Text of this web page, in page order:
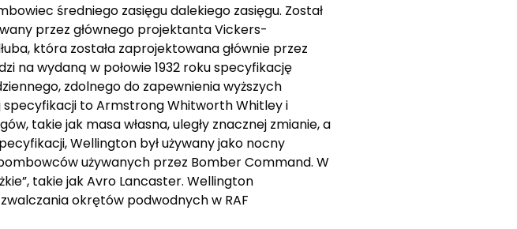
średniego zasięgu dalekiego zasięgu. Został
przez głównego projektanta Vickers-
która została zaprojektowana głównie przez
na wydaną w połowie 1932 roku specyfikację
zdolnego do zapewnienia wyższych
specyfikacji to Armstrong Whitworth Whitley i
takie jak masa własna, uległy znacznej zmianie, a
Wellington był używany jako nocny
używanych przez Bomber Command. W
takie jak Avro Lancaster. Wellington
okrętów podwodnych w RAF